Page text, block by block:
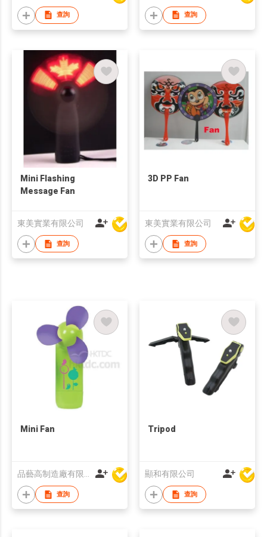
查詢 查詢
Mini Flashing
Message Fan
東美實業有限公司
查詢
3D PP Fan
東美實業有限公司
查詢
Mini Fan
查詢
Tripod
顯和有限公司
查詢